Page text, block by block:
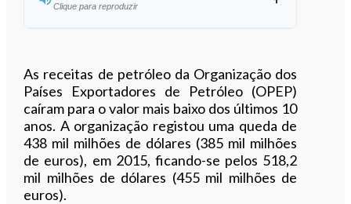
Clique para reproduzir
As receitas de petróleo da Organização dos
Países Exportadores de Petróleo (OPEP)
caíram para o valor mais baixo dos últimos 10
anos. A organização registou uma queda de
438 mil milhões de dólares (385 mil milhões
de euros), em 2015, ficando-se pelos 518,2
mil milhões de dólares (455 mil milhões de
euros).